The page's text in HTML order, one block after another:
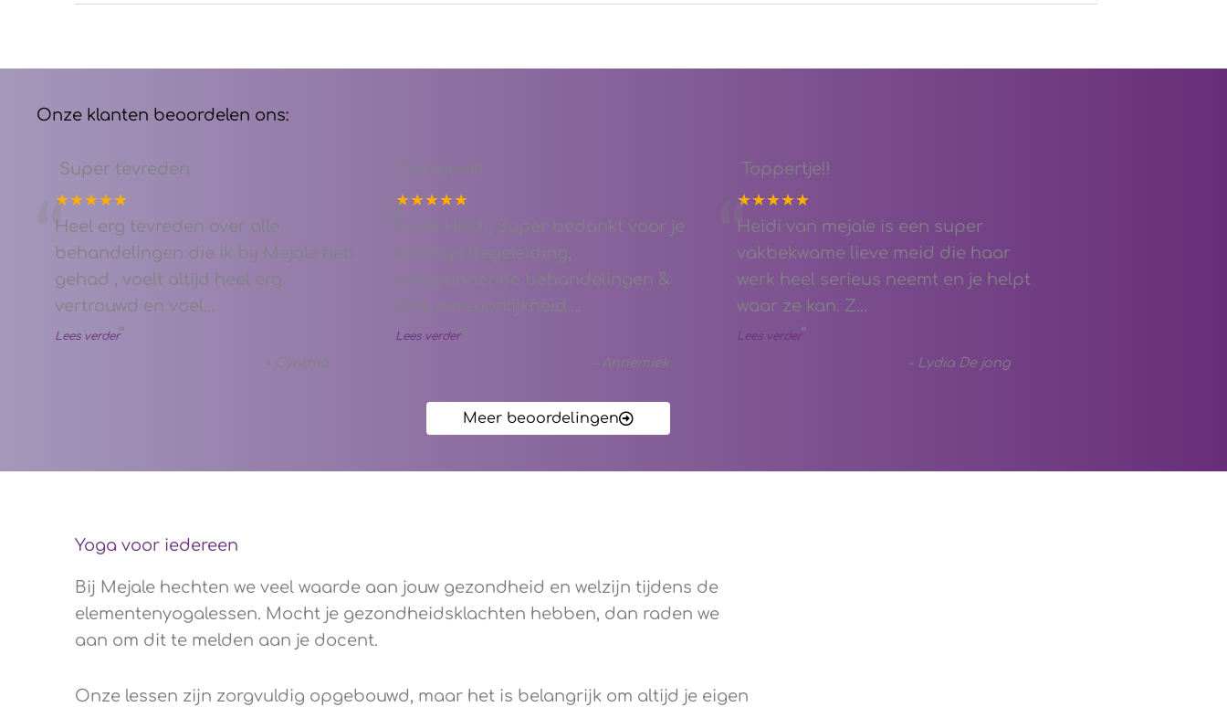
Onze klanten beoordelen ons:
Super tevreden
★★★★★
“Heel erg tevreden over alle
behandelingen die ik bij Mejale heb
gehad , voelt altijd heel erg
vertrouwd en voel...
Lees verder”
- Cynthia
Dankjewel
★★★★★
“
Lieve Heidi, Super bedankt voor je
kundige begeleiding,
ontspannende behandelingen &
fijne persoonlijkheid....
Lees verder”
Annemiek
Toppertje!!
★★★★★
“Heidi van mejale is een super
vakbekwame lieve meid die haar
werk heel serieus neemt en je helpt
waar ze kan. Z...
Lees verder”
- Lydia De jong
Meer beoordelingen
Yoga voor iedereen
Bij Mejale hechten we veel waarde aan jouw gezondheid en welzijn tijdens de
elementenyogalessen. Mocht je gezondheidsklachten hebben, dan raden we
aan om dit te melden aan je docent.
Onze lessen zijn zorgvuldig opgebouwd, maar het is belangrijk om altijd je eigen